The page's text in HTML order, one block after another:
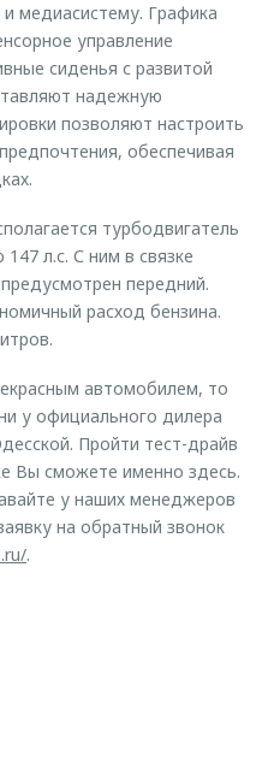
медиасистему. Графика
управление
сиденья с развитой
надежную
позволяют настроить
обеспечивая
турбодвигатель
л.с. С ним в связке
передний.
расход бензина.
автомобилем, то
у официального дилера
Пройти тест-драйв
Вы сможете именно здесь.
у наших менеджеров
на обратный звонок
.